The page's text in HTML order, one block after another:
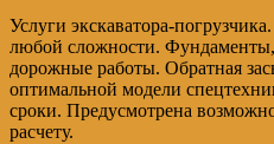
Услуги экскаватора-
любой сложности.
дорожные работы. Обратная
оптимальной модели
сроки. Предусмотрена
расчету.